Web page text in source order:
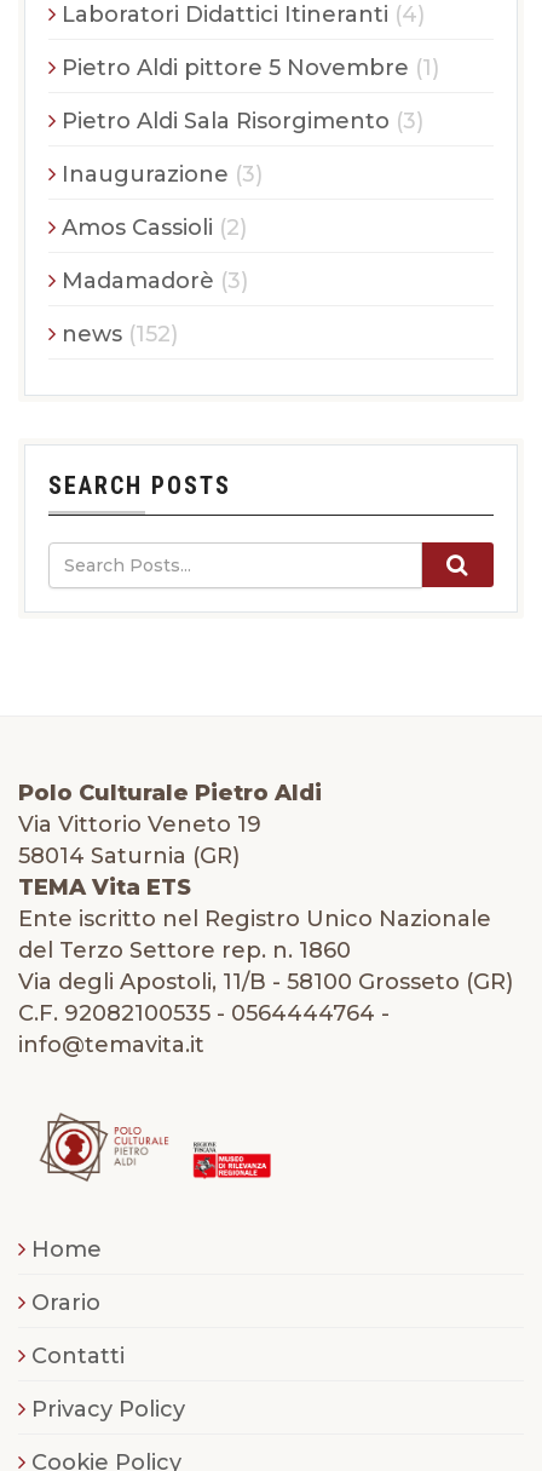
Laboratori Didattici Itineranti (4)
Pietro Aldi pittore 5 Novembre (1)
Pietro Aldi Sala Risorgimento (3)
Inaugurazione (3)
Amos Cassioli (2)
Madamadorè (3)
news (152)
SEARCH POSTS
Polo Culturale Pietro Aldi
Via Vittorio Veneto 19
58014 Saturnia (GR)
TEMA Vita ETS
Ente iscritto nel Registro Unico Nazionale
del Terzo Settore rep. n. 1860
Via degli Apostoli, 11/B - 58100 Grosseto (GR)
C.F. 92082100535 - 0564444764 -
info@temavita.it
Home
Orario
Contatti
Privacy Policy
Cookie Policy